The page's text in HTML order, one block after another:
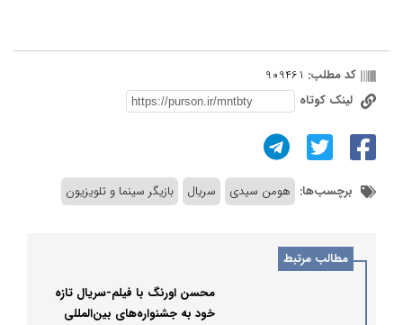
کد مطلب: 909461
لینک کوتاه
برچسب‌ها: هومن سیدی سریال بازیگر سینما و تلویزیون
مطالب مرتبط
محسن اورنگ با فیلم-سریال تازه
خود به جشنواره‌های بین‌المللی